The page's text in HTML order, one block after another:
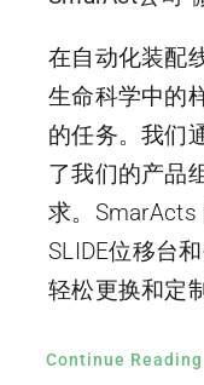
在自动化装配
生命科学中的
的任务。我们
了我们的产品
求。SmarActs
SLIDE位移台
轻松更换和定制
Continue Reading